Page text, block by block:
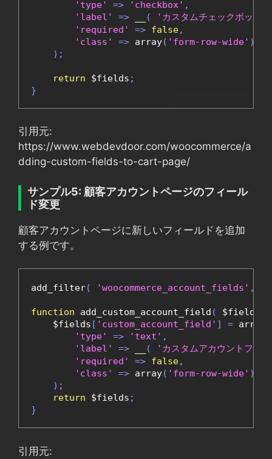
'type' => 'checkbox' ,
'label'
=> (
'カスタムチェックボック
'required'
=> false,
'class'
=> array( 'form-row-wide' ),
);
return $fields ;
}
引用元:
https://www.webdevdoor.com/woocommerce/a
dding-custom-fields-to-cart-page/
サンプル5: 顧客アカウントページのフィール
ド変更
顧客アカウントページに新しいフィールドを追加
する例です。
add_filter( 'woocommerce_account_fields' ,
function add_custom_account_field ( $fields
    $fields
[ 'custom_account_field' ] = array
'type'
=> 'text' ,
'label'
=> (
'カスタムアカウントフィ
'required'
=> false,
'class'
=> array( 'form-row-wide' ),
);
return $fields ;
}
引用元: